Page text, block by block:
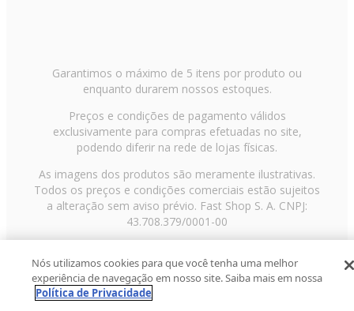
Garantimos o máximo de 5 itens por produto ou
enquanto durarem nossos estoques.
Preços e condições de pagamento válidos
exclusivamente para compras efetuadas no site,
podendo diferir na rede de lojas físicas.
As imagens dos produtos são meramente ilustrativas.
Todos os preços e condições comerciais estão sujeitos
a alteração sem aviso prévio. Fast Shop S. A. CNPJ:
43.708.379/0001-00
Paulo/SP, CEP 02029-001, Telefone: 11 3003-3728 ©
2013 Fast Shop - Todos os direitos reservadosRF
Nós utilizamos cookies para que você tenha uma melhor
experiência de navegação em nosso site. Saiba mais em nossa
Política de Privacidade